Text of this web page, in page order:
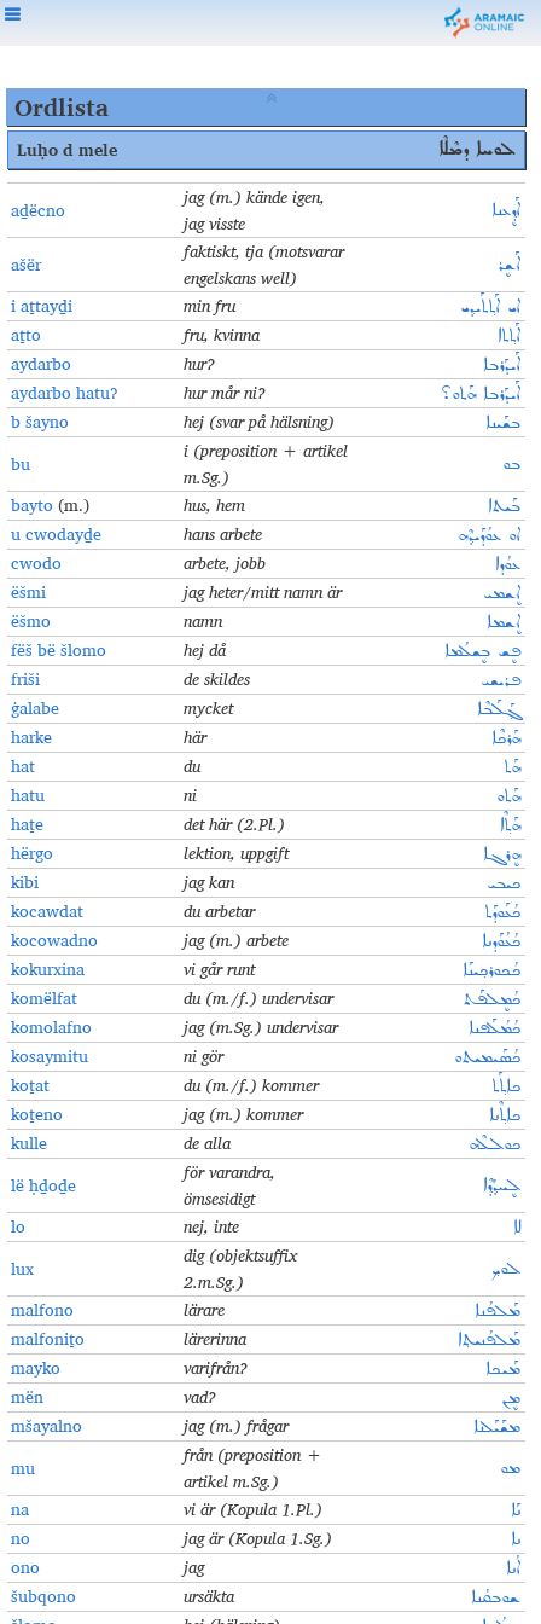
Ordlista
Luḥo d mele ܠܘܚܐ ܕܡܶܠܶܐ
aḏëcno
jag (m.) kände igen,
jag visste
ܐܰܕ݂ܷܥܢܐ
ašër
faktiskt, tja (motsvarar
engelskans well)
ܐܰܫܷܪ
i aṯtayḏi min fru ܐܝ ܐܰܬ݂ܬܰܝܕ݂ܝ
aṯto fru, kvinna ܐܰܬ݂ܬܐ
aydarbo hur? ܐܰܝܕܰܪܒܐ
aydarbo hatu? hur mår ni? ܐܰܝܕܰܪܒܐ ܗܰܬܘ؟
b šayno hej (svar på hälsning) ܒܫܰܝܢܐ
bu
i (preposition + artikel
m.Sg.)
ܒܘ
bayto (m.) hus, hem ܒܰܝܬܐ
u cwodayḏe hans arbete ܐܘ ܥܘܳܕܰܝܕ݂ܶܗ
cwodo arbete, jobb ܥܘܳܕܐ
ëšmi jag heter/mitt namn är ܐܷܫܡܝ
ëšmo namn ܐܷܫܡܐ
fëš bë šlomo hej då ܦܷܫ ܒܷܫܠܳܡܐ
friši de skildes ܦܪܝܫܝ
ġalabe mycket ܓ݂ܰܠܰܒܶܐ
harke här ܗܰܪܟܶܐ
hat du ܗܰܬ
hatu ni ܗܰܬܘ
haṯe det här(2.Pl.) ܗܰܬ݂ܶܐ
hërgo lektion,uppgift ܗܷܪܓܐ
kibi jag kan ܟܝܒܝ
kocawdat du arbetar ܟܳܥܰܘܕܰܬ
kocowadno jag (m.) arbete ܟܳܥܳܘܰܕܢܐ
kokurxina vigår runt ܟܳܟܘܪܟ݂ܝܢܰܐ
komëlfat du (m./f.)undervisar ܟܳܡܷܠܦܰܬ
komolafno jag (m.Sg.)undervisar ܟܳܡܳܠܰܦܢܐ
kosaymitu nigör ܟܳܣܰܝܡܝܬܘ
koṯat du (m./f.) kommer ܟܐܬ݂ܰܬ
koṯeno jag (m.) kommer ܟܐܬ݂ܶܢܐ
kulle de alla ܟܘܠܠܶܗ
lë ḥḏoḏe
för varandra,
ömsesidigt
ܠܷܚܕ݂ܳܕ݂ܶܐ
lo nej, inte ܠܐ
lux
dig (objektsuffix
2.m.Sg.)
ܠܘܟ݂
malfono lärare ܡܰܠܦܳܢܐ
malfoniṯo lärerinna ܡܰܠܦܳܢܝܬ݂ܐ
mayko varifrån? ܡܰܝܟܐ
mën vad? ܡܷܢ
mšayalno jag (m.) frågar ܡܫܰܝܰܠܢܐ
mu från(preposition +
artikelm.Sg.) ܡܘ
na vi är(Kopula 1.Pl.) ܢܰܐ
no jag är (Kopula 1.Sg.) ܢܐ
ono jag ܐܳܢܐ
šubqono ursäkta ܫܘܒܩܳܢܐ